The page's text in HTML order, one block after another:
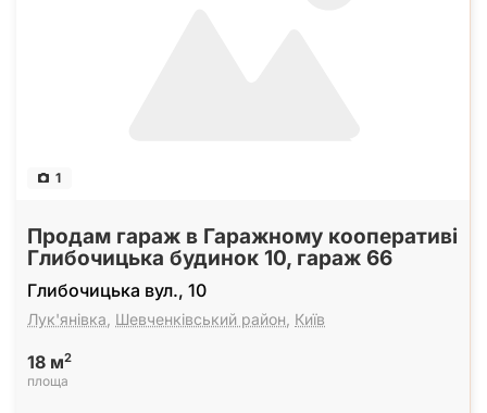
1
Продам гараж в Гаражному кооперативі
Глибочицька будинок 10, гараж 66
Глибочицька вул., 10
Лук'янівка Шевченківський район Київ
18 м2
площа